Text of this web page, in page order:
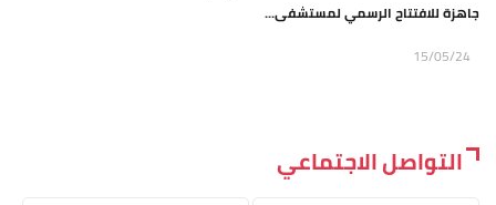
جاهزة للافتتاح الرسمي لمستشفى...
15/05/24
التواصل الاجتماعي